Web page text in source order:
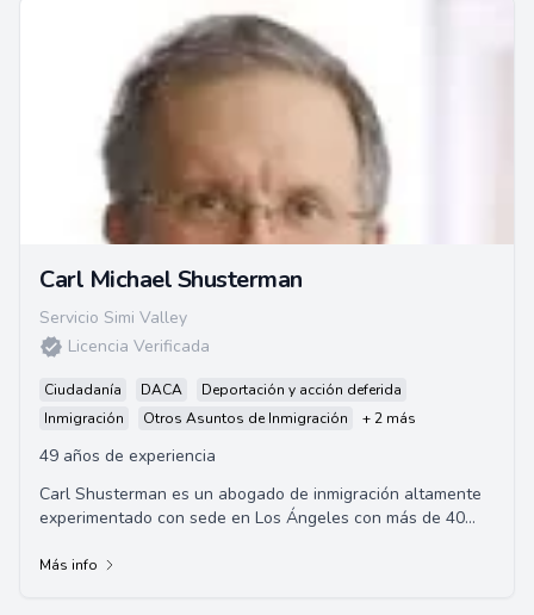
Carl Michael Shusterman
Servicio Simi Valley
Licencia Verificada
Ciudadanía DACA
Deportación y acción deferida
Inmigración
Otros Asuntos de Inmigración + 2 más
49 años de experiencia
Carl Shusterman es un abogado de inmigración altamente
experimentado con sede en Los Ángeles con más de 40
Más info